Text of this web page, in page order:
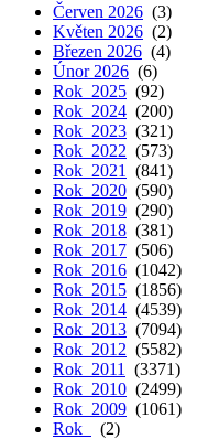
Červen 2026 (3)
Květen 2026 (2)
Březen 2026 (4)
Únor 2026 (6)
Rok 2025 (92)
Rok 2024 (200)
Rok 2023 (321)
Rok 2022 (573)
Rok 2021
(841)
Rok 2020 (590)
Rok 2019 (290)
Rok 2018 (381)
Rok 2017 (506)
Rok 2016 (1042)
Rok 2015 (1856)
Rok 2014 (4539)
Rok 2013 (7094)
Rok 2012 (5582)
Rok 2011
(3371)
Rok 2010 (2499)
Rok 2009 (1061)
Rok
(2)